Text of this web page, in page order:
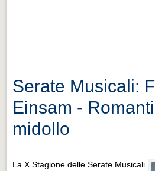
Serate Musicali:
Einsam -
midollo
La X Stagione delle Serate Musicali